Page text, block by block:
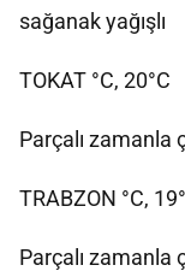
sağanak yağışlı
TOKAT °C, 20°C
Parçalı zamanla
TRABZON °C,
Parçalı zamanla